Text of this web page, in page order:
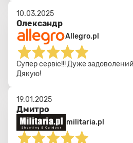
Олександр
10.03.2025
Allegro.pl
Супер сервіс!!! Дуже
Дякую!
Дмитро
19.01.2025
militaria.pl